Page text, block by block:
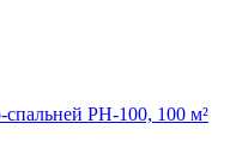
спальней РН-100, 100 м²